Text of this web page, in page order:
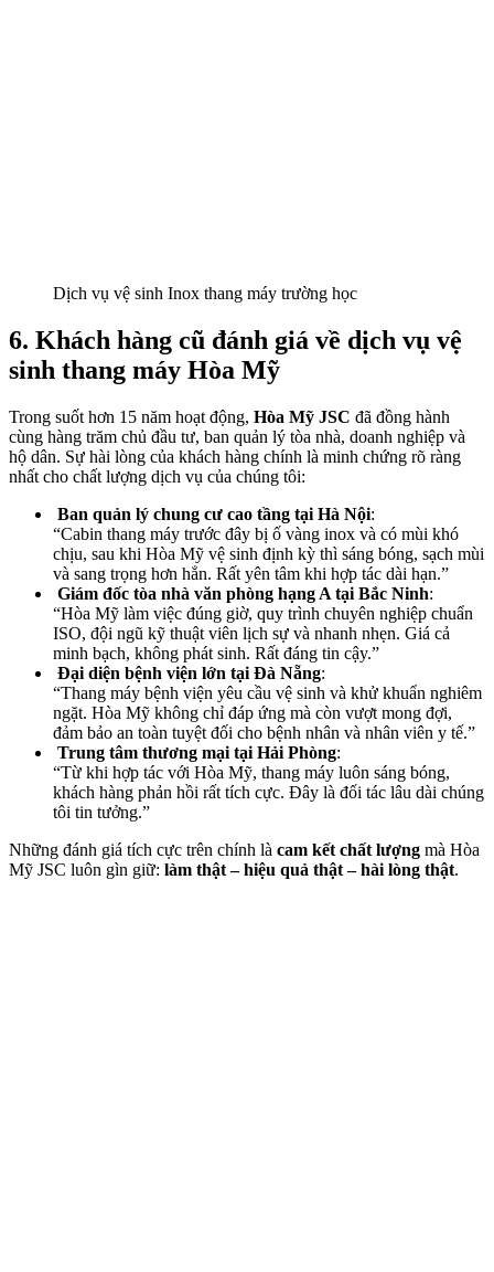
Dịch vụ vệ sinh Inox thang máy trường học
6. Khách hàng cũ đánh giá về dịch vụ vệ
sinh thang máy Hòa Mỹ
Trong suốt hơn 15 năm hoạt động, Hòa Mỹ JSC đã đồng hành
cùng hàng trăm chủ đầu tư, ban quản lý tòa nhà, doanh nghiệp và
hộ dân. Sự hài lòng của khách hàng chính là minh chứng rõ ràng
nhất cho chất lượng dịch vụ của chúng tôi:
Ban quản lý chung cư cao tầng tại Hà Nội:
“Cabin thang máy trước đây bị ố vàng inox và có mùi khó
chịu, sau khi Hòa Mỹ vệ sinh định kỳ thì sáng bóng, sạch mùi
và sang trọng hơn hẳn. Rất yên tâm khi hợp tác dài hạn.”
Giám đốc tòa nhà văn phòng hạng A tại Bắc Ninh:
“Hòa Mỹ làm việc đúng giờ, quy trình chuyên nghiệp chuẩn
ISO, đội ngũ kỹ thuật viên lịch sự và nhanh nhẹn. Giá cả
minh bạch, không phát sinh. Rất đáng tin cậy.”
Đại diện bệnh viện lớn tại Đà Nẵng:
“Thang máy bệnh viện yêu cầu vệ sinh và khử khuẩn nghiêm
ngặt. Hòa Mỹ không chỉ đáp ứng mà còn vượt mong đợi,
đảm bảo an toàn tuyệt đối cho bệnh nhân và nhân viên y tế.”
Trung tâm thương mại tại Hải Phòng:
“Từ khi hợp tác với Hòa Mỹ, thang máy luôn sáng bóng,
khách hàng phản hồi rất tích cực. Đây là đối tác lâu dài chúng
tôi tin tưởng.”
Những đánh giá tích cực trên chính là cam kết chất lượng mà Hòa
Mỹ JSC luôn gìn giữ: làm thật – hiệu quả thật – hài lòng thật.